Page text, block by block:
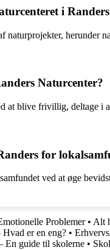
i Randers
naturprojekter,
Naturcenter?
at blive frivillig, deltage i
for
ved at øge
Problemer• Alt
er en eng? •
En guide til skolerne •